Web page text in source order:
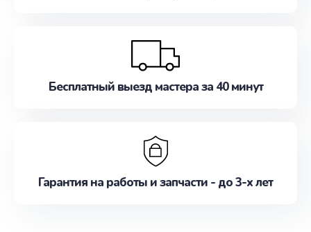
Бесплатный выезд мастера за 40 минут
Гарантия на работы и запчасти - до 3-х лет